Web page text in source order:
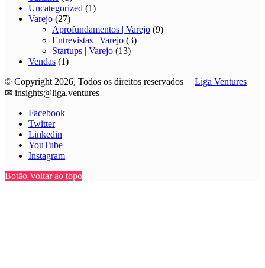
Uncategorized (1)
Varejo (27)
Aprofundamentos | Varejo (9)
Entrevistas | Varejo (3)
Startups | Varejo (13)
Vendas (1)
© Copyright 2026, Todos os direitos reservados | Liga Ventures
✉ insights@liga.ventures
Facebook
Twitter
Linkedin
YouTube
Instagram
Botão Voltar ao topo